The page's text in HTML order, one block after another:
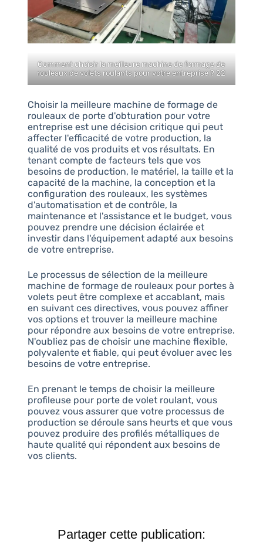
Comment choisir la meilleure machine de formage de
rouleaux de volets roulants pour votre entreprise ? 22
Choisir la meilleure machine de formage de
rouleaux de porte d'obturation pour votre
entreprise est une décision critique qui peut
affecter l'efficacité de votre production, la
qualité de vos produits et vos résultats. En
tenant compte de facteurs tels que vos
besoins de production, le matériel, la taille et la
capacité de la machine, la conception et la
configuration des rouleaux, les systèmes
d'automatisation et de contrôle, la
maintenance et l'assistance et le budget, vous
pouvez prendre une décision éclairée et
investir dans l'équipement adapté aux besoins
de votre entreprise.
Le processus de sélection de la meilleure
machine de formage de rouleaux pour portes à
volets peut être complexe et accablant, mais
en suivant ces directives, vous pouvez affiner
vos options et trouver la meilleure machine
pour répondre aux besoins de votre entreprise.
N'oubliez pas de choisir une machine flexible,
polyvalente et fiable, qui peut évoluer avec les
besoins de votre entreprise.
En prenant le temps de choisir la meilleure
profileuse pour porte de volet roulant, vous
pouvez vous assurer que votre processus de
production se déroule sans heurts et que vous
pouvez produire des profilés métalliques de
haute qualité qui répondent aux besoins de
vos clients.
Partager cette publication: